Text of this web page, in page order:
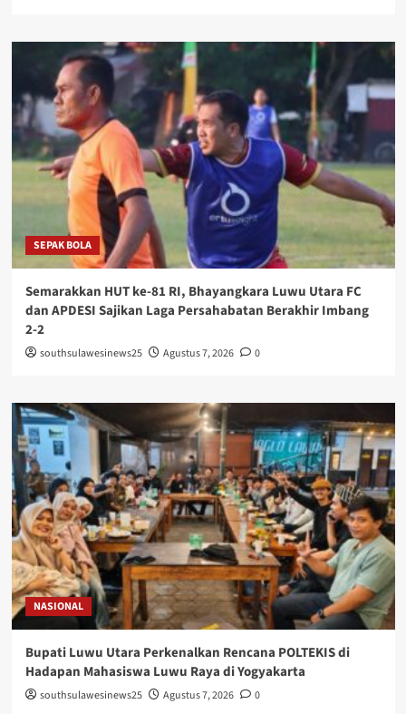
SEPAK BOLA
Semarakkan HUT ke-81 RI, Bhayangkara Luwu Utara FC
dan APDESI Sajikan Laga Persahabatan Berakhir Imbang
2-2
southsulawesinews25 Agustus 7, 2026 0
NASIONAL
Bupati Luwu Utara Perkenalkan Rencana POLTEKIS di
Hadapan Mahasiswa Luwu Raya di Yogyakarta
southsulawesinews25 Agustus 7, 2026 0